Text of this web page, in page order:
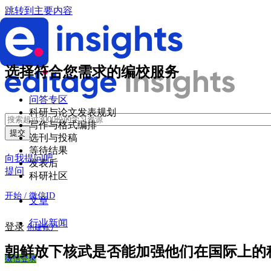
跳转到主要内容
向我提问吧
提问
开始 / 微信ID
登录 创建账户
微信登录
选择符合您需求的编校服务
问答专区
科研与论文发表规划
写作与格式编排
选刊与投稿
等待结果
发表后
科研社区
文章
行业新闻
朝鲜放下核武是否能加强他们在国际上的